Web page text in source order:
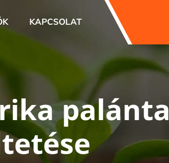
KAPCSOLAT
palánta